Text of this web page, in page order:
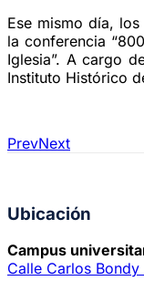
Ese mismo día,
la conferencia
Iglesia”. A cargo
Instituto Histórico
PrevNext
Ubicación
Campus
Calle Carlos